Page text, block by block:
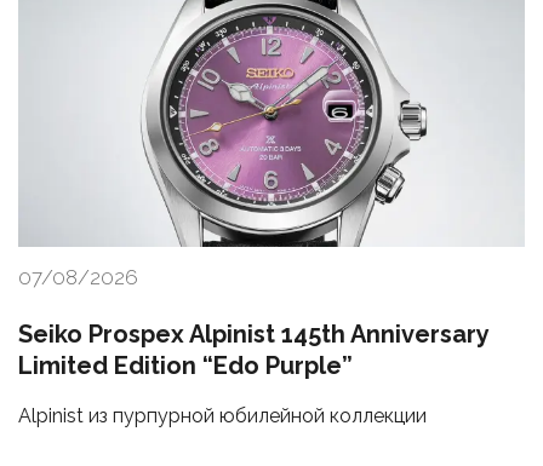
07/08/2026
Seiko Prospex Alpinist 145th Anniversary
Limited Edition “Edo Purple”
Alpinist из пурпурной юбилейной коллекции